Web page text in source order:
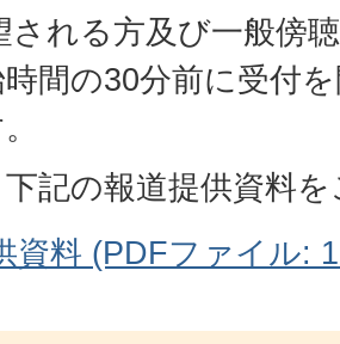
される方及び一般傍
間の30分前に受付
記の報道提供資料
資料 (PDFファイル: